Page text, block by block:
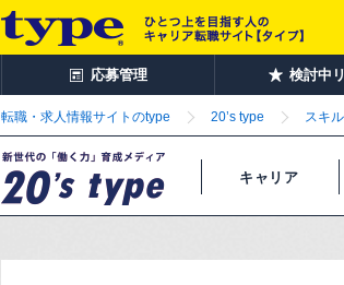
応募管理 検討中
転職・求人情報サイトのtype 20’s type スキ
キャリア